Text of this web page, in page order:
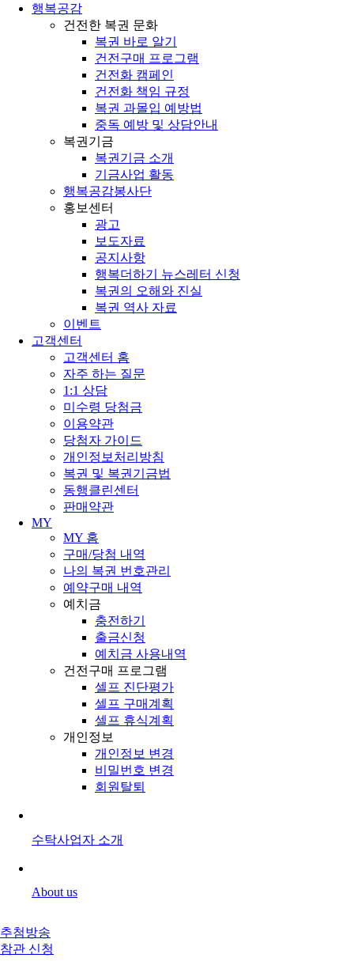
행복공감
건전한 복권 문화
복권 바로 알기
건전구매 프로그램
건전화 캠페인
건전화 책임 규정
복권 과몰입 예방법
중독 예방 및 상담안내
복권기금
복권기금 소개
기금사업 활동
행복공감봉사단
홍보센터
광고
보도자료
공지사항
행복더하기 뉴스레터 신청
복권의 오해와 진실
복권 역사 자료
이벤트
고객센터
고객센터 홈
자주 하는 질문
1:1 상담
미수령 당첨금
이용약관
당첨자 가이드
개인정보처리방침
복권 및 복권기금법
동행클린센터
판매약관
MY
MY 홈
구매/당첨 내역
나의 복권 번호관리
예약구매 내역
예치금
충전하기
출금신청
예치금 사용내역
건전구매 프로그램
셀프 진단평가
셀프 구매계획
셀프 휴식계획
개인정보
개인정보 변경
비밀번호 변경
회원탈퇴
수탁사업자 소개
About us
추첨방송
참관 신청